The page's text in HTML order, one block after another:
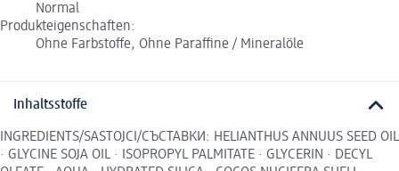
Normal
Produkteigenschaften:
Ohne Farbstoffe, Ohne Paraffine / Mineralöle
Inhaltsstoffe
INGREDIENTS/SASTOJCI/СЪСТАВКИ: HELIANTHUS ANNUUS SEED OIL
· GLYCINE SOJA OIL · ISOPROPYL PALMITATE · GLYCERIN · DECYL